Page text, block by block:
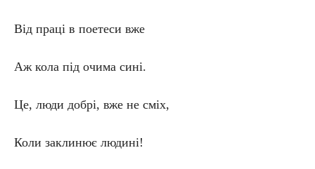
Від праці в поетеси вже
Аж кола під очима сині.
Це, люди добрі, вже не сміх,
Коли заклинює людині!